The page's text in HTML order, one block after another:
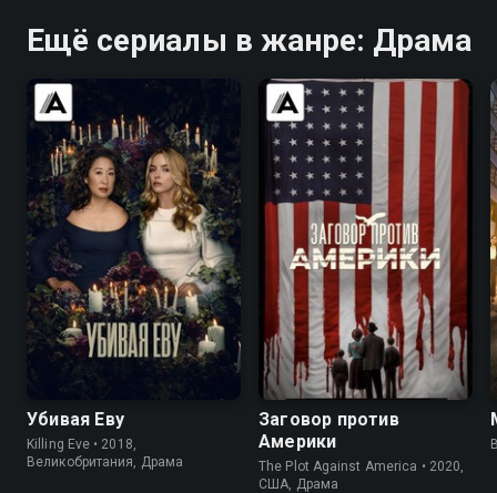
Ещё сериалы в жанре: Драма
7.7 8.1
Убивая Еву
Killing Eve • 2018,
Великобритания, Драма
6.7 7.3
Заговор против
Америки
The Plot Against America • 2020,
США, Драма